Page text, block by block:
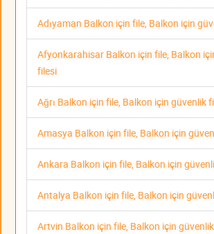
Adıyaman Balkon için file, Balkon için
Afyonkarahisar Balkon için file, Balkon
filesi
Ağrı Balkon için file, Balkon için güvenlik
Amasya Balkon için file, Balkon için
Ankara Balkon için file, Balkon için
Antalya Balkon için file, Balkon için
Artvin Balkon için file, Balkon için